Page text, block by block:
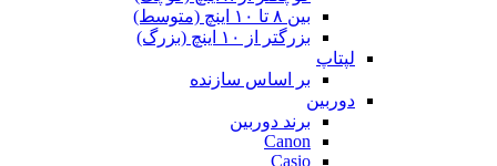
بین ۸ تا ۱۰ اینچ (متوسط)
بزرگتر از ۱۰ اینچ (بزرگ)
لپتاپ
بر اساس سازنده
دوربین
برند دوربین
Canon
Casio